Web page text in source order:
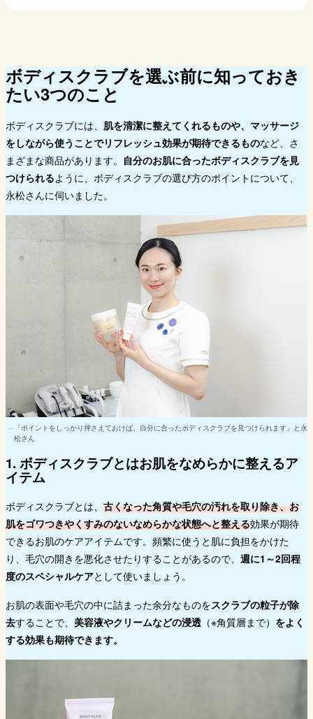
ボディスクラブを選ぶ前に知っておき
たい3つのこと
ボディスクラブには、 肌を清潔に整えてくれるものや、マッサージ
をしながら使うことでリフレッシュ効果が期待できるものなど、さ
まざまな商品があります。 自分のお肌に合ったボディスクラブを見
つけられるように、ボディスクラブの選び方のポイントについて、
永松さんに伺いました。
「ポイントをしっかり押さえておけば、自分に合ったボディスクラブを見つけられます」と永
松さん
1. ボディスクラブとはお肌をなめらかに整えるア
イテム
ボディスクラブとは、 古くなった角質や毛穴の汚れを取り除き、お
肌をゴワつきやくすみのないなめらかな状態へと整える効果が期待
できるお肌のケアアイテムです。頻繁に使うと肌に負担をかけた
り、毛穴の開きを悪化させたりすることがあるので、 週に1～2回程
度のスペシャルケアとして使いましょう。
お肌の表面や毛穴の中に詰まった余分なものをスクラブの粒子が除
去することで、 美容液やクリームなどの浸透 （※角質層まで） をよく
する効果も期待できます。